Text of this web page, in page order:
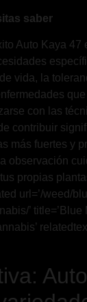
saber
Auto Kaya 47
vida, la
con las
contribuir
más fuertes y
observación
propias
url=’/weed/
’ title=’Blue